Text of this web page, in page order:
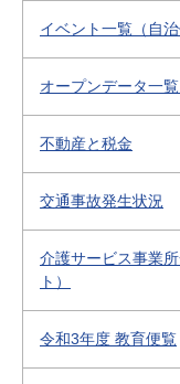
イベント一覧（自
オープンデータ一
不動産と税金
交通事故発生状況
介護サービス事業
ト）
令和3年度 教育便覧